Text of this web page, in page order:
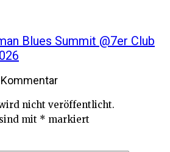
Blues Summit @7er Club
nicht veröffentlicht.
mit * markiert